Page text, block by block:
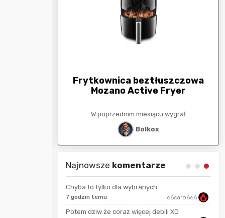
wygrał
Frytkownica beztłuszczowa
Mozano Active Fryer
W poprzednim miesiącu wygrał
Bolkox
Najnowsze komentarze
Chyba to tylko dla wybranych
7 godzin temu 666aro666
Potem dziw że coraz więcej debili XD